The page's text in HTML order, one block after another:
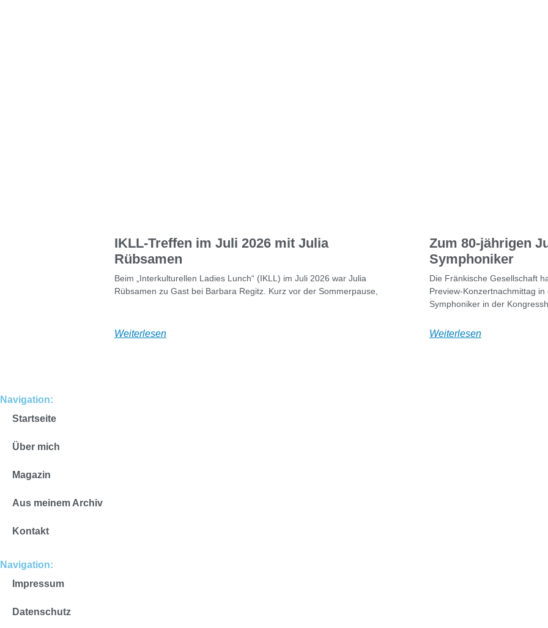
IKLL-Treffen im Juli 2026 mit Julia
Rübsamen
Beim „Interkulturellen Ladies Lunch“ (IKLL) im Juli 2026 war Julia
Rübsamen zu Gast bei Barbara Regitz. Kurz vor der Sommerpause,
Weiterlesen
Zum 80-jährigen
Symphoniker
Die Fränkische Gesellschaft
Preview-Konzertnachmittag
Symphoniker in der
Weiterlesen
Navigation:
Startseite
Über mich
Magazin
Aus meinem Archiv
Kontakt
Navigation:
Impressum
Datenschutz